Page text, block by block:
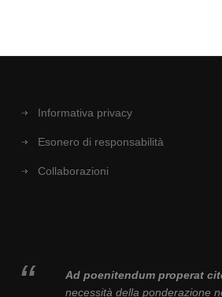
Informativa privacy
Esonero di responsabilità
Collaborazioni
Ad poenitendum properat
necessità della ponderazione